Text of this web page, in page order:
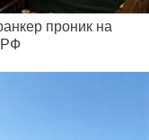
проник на
РФ